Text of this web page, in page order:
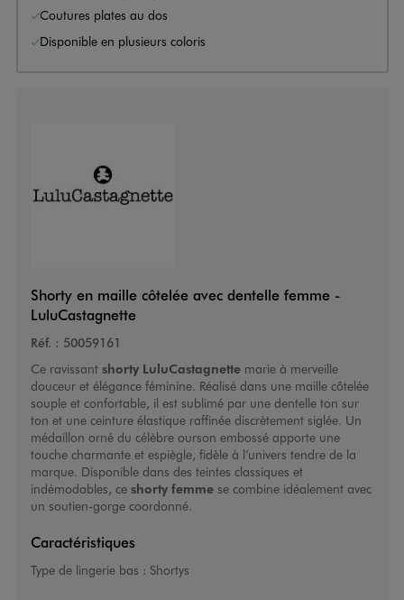
Coutures plates au dos
Disponible en plusieurs coloris
Shorty en maille côtelée avec dentelle femme -
LuluCastagnette
Réf. : 50059161
Ce ravissant shorty LuluCastagnettemarie à merveille
douceur et élégance féminine. Réalisé dans une maille côtelée
souple et confortable, il est sublimé par une dentelle ton sur
ton et une ceinture élastique raffinée discrètement siglée. Un
médaillon orné du célèbre ourson embossé apporte une
touche charmante et espiègle, fidèle à l’univers tendre de la
marque. Disponible dans des teintes classiques et
indémodables, ce shorty femmese combine idéalement avec
un soutien-gorgecoordonné.
Caractéristiques
Type de lingerie bas : Shortys